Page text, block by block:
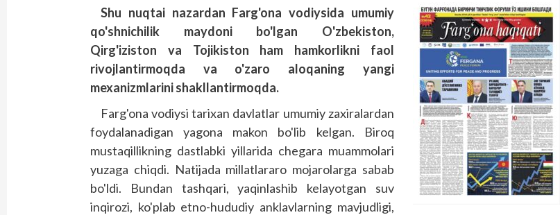
Shu nuqtai nazardan Farg'ona vodiysida umumiy
qo'shnichilik maydoni bo'lgan O'zbekiston,
Qirg'iziston va Tojikiston ham hamkorlikni faol
rivojlantirmoqda va o'zaro aloqaning yangi
mexanizmlarini shakllantirmoqda.
Farg'ona vodiysi tarixan davlatlar umumiy zaxiralardan
foydalanadigan yagona makon bo'lib kelgan. Biroq
mustaqillikning dastlabki yillarida chegara muammolari
yuzaga chiqdi. Natijada millatlararo mojarolarga sabab
bo'ldi. Bundan tashqari, yaqinlashib kelayotgan suv
inqirozi, ko'plab etno-hududiy anklavlarning mavjudligi,